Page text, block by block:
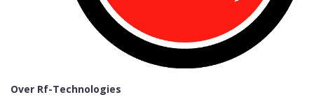
Over Rf-Technologies